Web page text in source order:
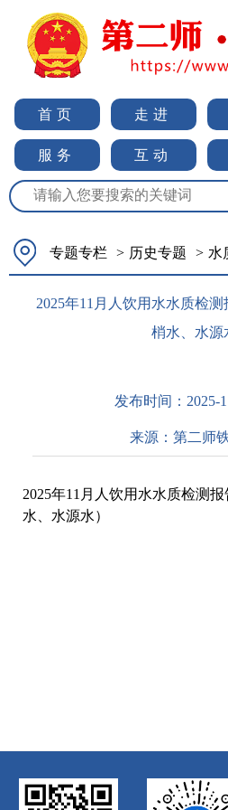
首页 走进
服务 互动
专题专栏 > 历史专题 > 水
2025年11月人饮用水水质检
梢水、水源
发布时间： 2025-
来源： 第二师
2025年11月人饮用水水质检测
水、水源水）